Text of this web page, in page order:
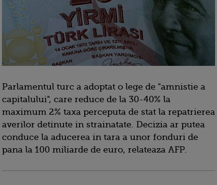
Parlamentul turc a adoptat o lege de "amnistie a
capitalului", care reduce de la 30-40% la
maximum 2% taxa perceputa de stat la repatrierea
averilor detinute in strainatate. Decizia ar putea
conduce la aducerea in tara a unor fonduri de
pana la 100 miliarde de euro, relateaza AFP.